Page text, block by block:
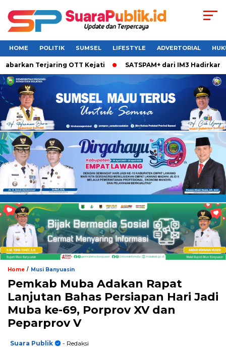
HOME POLITIK SUMSEL LIFESTYLE ADVERTORIAL
Terjaring OTT Kejati SATSPAM+ dari IM3 Hadirkan
Home / Musi Banyuasin
Pemkab Muba Adakan Rapat
Lanjutan Bahas Persiapan Hari Jadi
Muba ke-69, Porprov XV dan
Peparprov V
Suara Publik
- Redaksi